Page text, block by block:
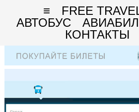
≡ FREE
АВТОБУС
КОНТАКТЫ